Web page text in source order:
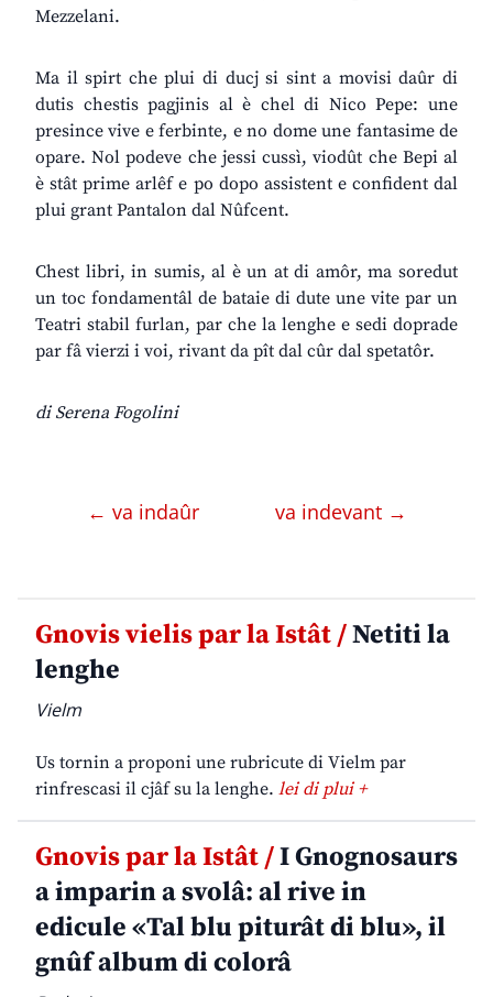
Mezzelani.
Ma il spirt che plui di ducj si sint a movisi daûr di
dutis chestis pagjinis al è chel di Nico Pepe: une
presince vive e ferbinte, e no dome une fantasime de
opare. Nol podeve che jessi cussì, viodût che Bepi al
è stât prime arlêf e po dopo assistent e confident dal
plui grant Pantalon dal Nûfcent.
Chest libri, in sumis, al è un at di amôr, ma soredut
un toc fondamentâl de bataie di dute une vite par un
Teatri stabil furlan, par che la lenghe e sedi doprade
par fâ vierzi i voi, rivant da pît dal cûr dal spetatôr.
di Serena Fogolini
← va indaûr va indevant →
Gnovis vielis par la Istât /Netiti la
lenghe
Vielm
Us tornin a proponi une rubricute di Vielm par
rinfrescasi il cjâf su la lenghe. lei di plui +
Gnovis par la Istât /I Gnognosaurs
a imparin a svolâ: al rive in
edicule «Tal blu piturât di blu», il
gnûf album di colorâ